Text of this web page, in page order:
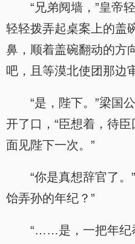
“兄弟阋墙，”皇帝
轻轻拨弄起桌案上的盖
鼻，顺着盖碗翻动的方
吧，且等漠北使团那边
“是，陛下。”梁国
开了口，“臣想着，待
面见陛下一次。”
“你是真想辞官了。
饴弄孙的年纪？”
“……是，一把年纪